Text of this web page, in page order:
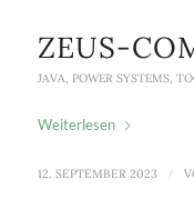
ZEUS-
JAVA, POWER SYSTEMS,
Weiterlesen
12. SEPTEMBER 2023 /